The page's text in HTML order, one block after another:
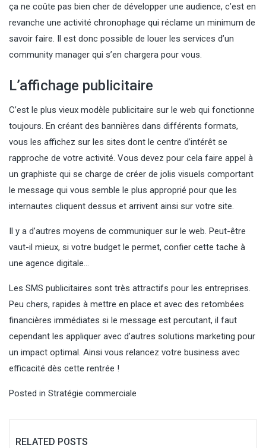
ça ne coûte pas bien cher de développer une audience, c’est en
revanche une activité chronophage qui réclame un minimum de
savoir faire. Il est donc possible de louer les services d’un
community manager qui s’en chargera pour vous.
L’affichage publicitaire
C’est le plus vieux modèle publicitaire sur le web qui fonctionne
toujours. En créant des bannières dans différents formats,
vous les affichez sur les sites dont le centre d’intérêt se
rapproche de votre activité. Vous devez pour cela faire appel à
un graphiste qui se charge de créer de jolis visuels comportant
le message qui vous semble le plus approprié pour que les
internautes cliquent dessus et arrivent ainsi sur votre site.
Il y a d’autres moyens de communiquer sur le web. Peut-être
vaut-il mieux, si votre budget le permet, confier cette tache à
une agence digitale…
Les SMS publicitaires sont très attractifs pour les entreprises.
Peu chers, rapides à mettre en place et avec des retombées
financières immédiates si le message est percutant, il faut
cependant les appliquer avec d’autres solutions marketing pour
un impact optimal. Ainsi vous relancez votre business avec
efficacité dès cette rentrée !
Posted in Stratégie commerciale
RELATED POSTS